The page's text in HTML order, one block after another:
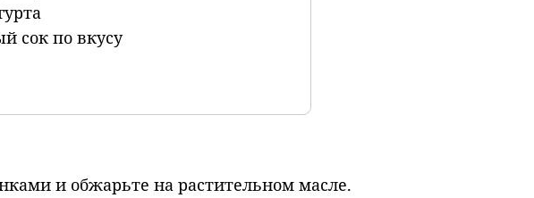
сок по вкусу
и обжарьте на растительном масле.